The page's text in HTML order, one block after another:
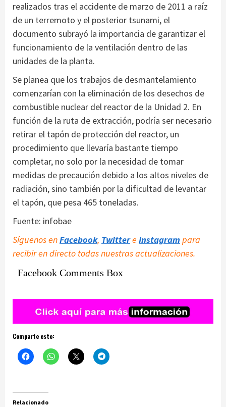
realizados tras el accidente de marzo de 2011 a raíz
de un terremoto y el posterior tsunami, el
documento subrayó la importancia de garantizar el
funcionamiento de la ventilación dentro de las
unidades de la planta.
Se planea que los trabajos de desmantelamiento
comenzarían con la eliminación de los desechos de
combustible nuclear del reactor de la Unidad 2. En
función de la ruta de extracción, podría ser necesario
retirar el tapón de protección del reactor, un
procedimiento que llevaría bastante tiempo
completar, no solo por la necesidad de tomar
medidas de precaución debido a los altos niveles de
radiación, sino también por la dificultad de levantar
el tapón, que pesa 465 toneladas.
Fuente: infobae
Síguenos enFacebook, Twittere Instagram para
recibir en directo todas nuestras actualizaciones.
Facebook Comments Box
Comparte esto:
Relacionado